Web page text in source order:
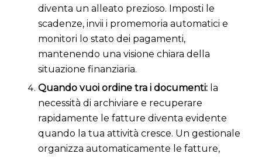
diventa un alleato prezioso. Imposti le
scadenze, invii i promemoria automatici e
monitori lo stato dei pagamenti,
mantenendo una visione chiara della
situazione finanziaria.
Quando vuoi ordine tra i documenti: la
necessità di archiviare e recuperare
rapidamente le fatture diventa evidente
quando la tua attività cresce. Un gestionale
organizza automaticamente le fatture,